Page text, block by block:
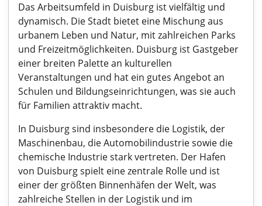
Das Arbeitsumfeld in Duisburg ist vielfältig und
dynamisch. Die Stadt bietet eine Mischung aus
urbanem Leben und Natur, mit zahlreichen Parks
und Freizeitmöglichkeiten. Duisburg ist Gastgeber
einer breiten Palette an kulturellen
Veranstaltungen und hat ein gutes Angebot an
Schulen und Bildungseinrichtungen, was sie auch
für Familien attraktiv macht.
In Duisburg sind insbesondere die Logistik, der
Maschinenbau, die Automobilindustrie sowie die
chemische Industrie stark vertreten. Der Hafen
von Duisburg spielt eine zentrale Rolle und ist
einer der größten Binnenhäfen der Welt, was
zahlreiche Stellen in der Logistik und im